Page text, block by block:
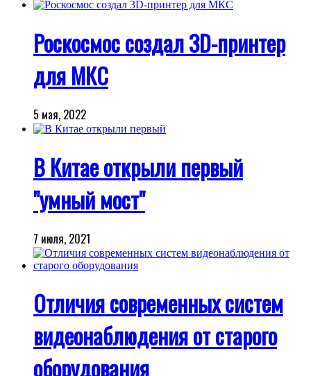
Роскосмос создал 3D-принтер
для МКС
5 мая, 2022
В Китае открыли первый
"умный мост"
7 июля, 2021
Отличия современных систем
видеонаблюдения от старого
оборудования